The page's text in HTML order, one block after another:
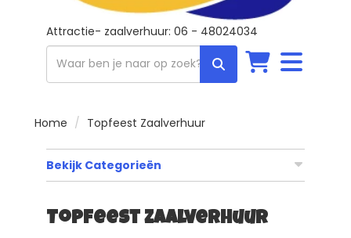
Attractie- zaalverhuur: 06 - 48024034
Toggle
navigation
Home Topfeest Zaalverhuur
Bekijk Categorieën
Topfeest Zaalverhuur